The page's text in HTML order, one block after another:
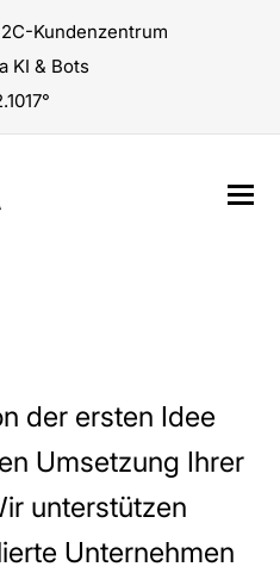
Kundenzentrum
KI & Bots
der ersten Idee
Umsetzung Ihrer
unterstützen
Unternehmen